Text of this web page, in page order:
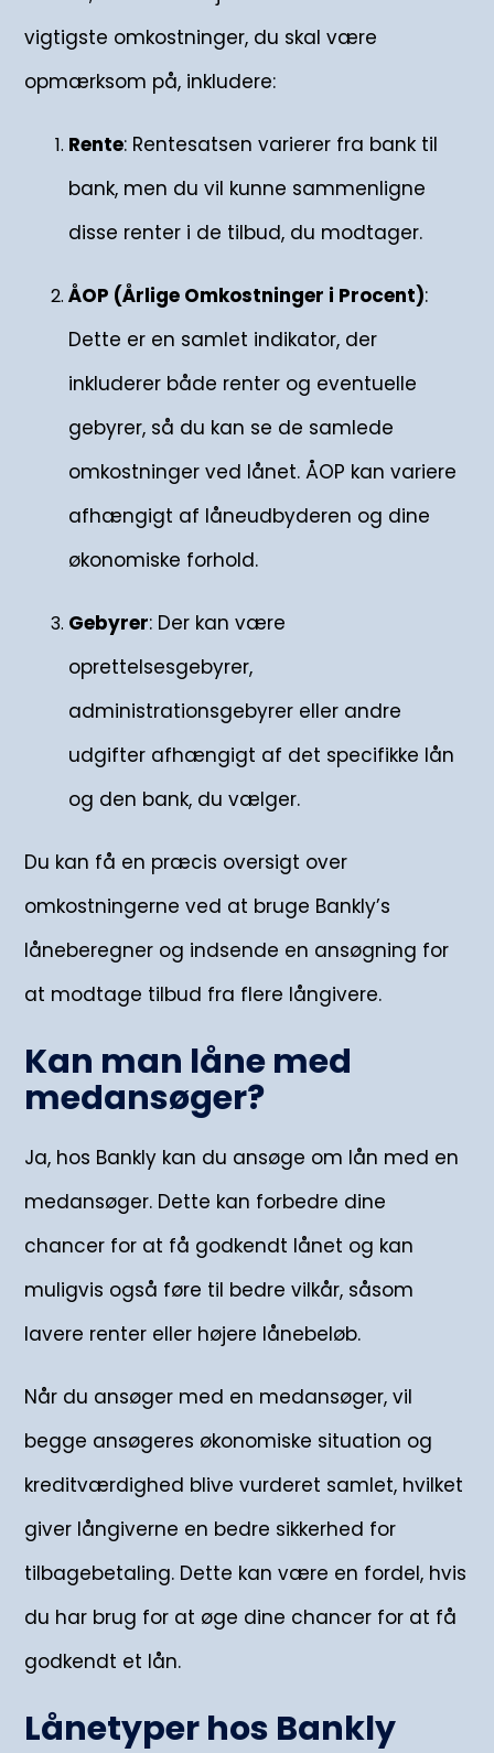
vigtigste omkostninger, du skal være
opmærksom på, inkludere:
Rente: Rentesatsen varierer fra bank til
bank, men du vil kunne sammenligne
disse renter i de tilbud, du modtager.
ÅOP (Årlige Omkostninger i Procent):
Dette er en samlet indikator, der
inkluderer både renter og eventuelle
gebyrer, så du kan se de samlede
omkostninger ved lånet. ÅOP kan variere
afhængigt af låneudbyderen og dine
økonomiske forhold.
Gebyrer: Der kan være
oprettelsesgebyrer,
administrationsgebyrer eller andre
udgifter afhængigt af det specifikke lån
og den bank, du vælger.
Du kan få en præcis oversigt over
omkostningerne ved at bruge Bankly’s
låneberegner og indsende en ansøgning for
at modtage tilbud fra flere långivere.
Kan man låne med
medansøger?
Ja, hos Bankly kan du ansøge om lån med en
medansøger. Dette kan forbedre dine
chancer for at få godkendt lånet og kan
muligvis også føre til bedre vilkår, såsom
lavere renter eller højere lånebeløb.
Når du ansøger med en medansøger, vil
begge ansøgeres økonomiske situation og
kreditværdighed blive vurderet samlet, hvilket
giver långiverne en bedre sikkerhed for
tilbagebetaling. Dette kan være en fordel, hvis
du har brug for at øge dine chancer for at få
godkendt et lån.
Lånetyper hos Bankly